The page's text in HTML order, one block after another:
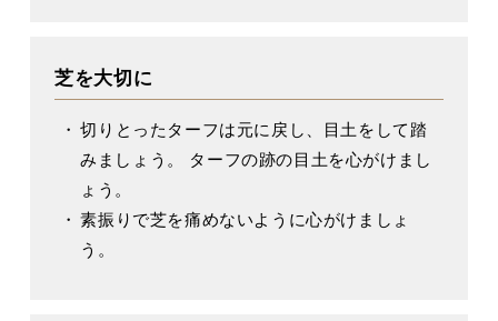
芝を大切に
切りとったターフは元に戻し、目土をして踏
みましょう。 ターフの跡の目土を心がけまし
ょう。
素振りで芝を痛めないように心がけましょ
う。